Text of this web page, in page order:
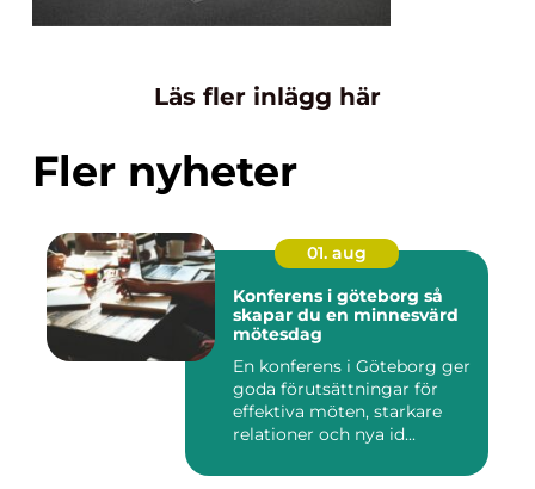
Läs fler inlägg här
Fler nyheter
01. aug
Konferens i göteborg så
skapar du en minnesvärd
mötesdag
En konferens i Göteborg ger
goda förutsättningar för
effektiva möten, starkare
relationer och nya id...